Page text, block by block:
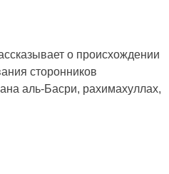
о происхождении
сторонников
аль-Басри, рахимахуллах,